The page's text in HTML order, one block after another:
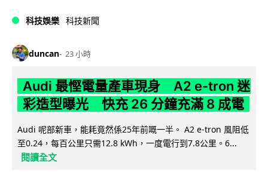
科技娛樂 科技新聞
duncan 23 小時
Audi 最慳電量產車現身 A2 e-tron 迷
彩造型曝光 快充 26 分鐘充滿 8 成電
Audi 呢部新車，能耗竟然係25年前嘅一半。 A2 e-tron 風阻低
至0.24，每百公里只需12.8 kWh，一度電行到7.8公里。6...
閱讀全文